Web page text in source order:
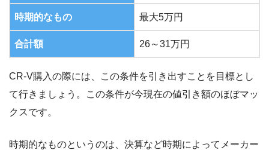
時期的なもの 最大5万円
合計額 26～31万円
CR-V購入の際には、この条件を引き出すことを目標とし
て行きましょう。この条件が今現在の値引き額のほぼマッ
クスです。
時期的なものというのは、決算など時期によってメーカー